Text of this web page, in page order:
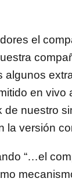
el
algunos
en vivo
de nuestro
la versión
“…el